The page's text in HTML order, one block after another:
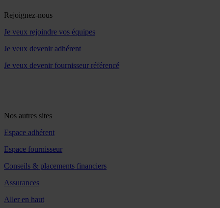
Rejoignez-nous
Je veux rejoindre vos équipes
Je veux devenir adhérent
Je veux devenir fournisseur référencé
Nos autres sites
Espace adhérent
Espace fournisseur
Conseils & placements financiers
Assurances
Aller en haut